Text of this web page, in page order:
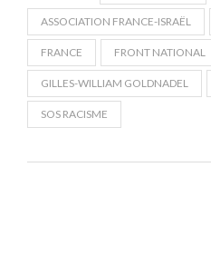
ASSOCIATION FRANCE-ISRAËL
FRANCE FRONT NATIONAL
GILLES-WILLIAM GOLDNADEL
SOS RACISME